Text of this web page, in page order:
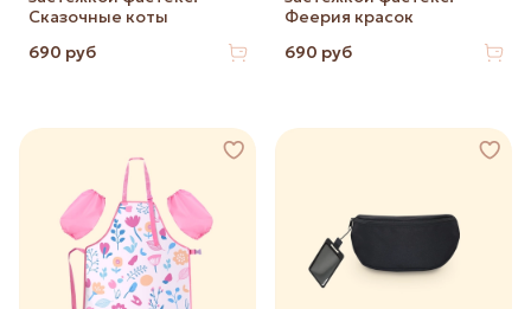
Сказочные коты
690 руб
Феерия красок
690 руб